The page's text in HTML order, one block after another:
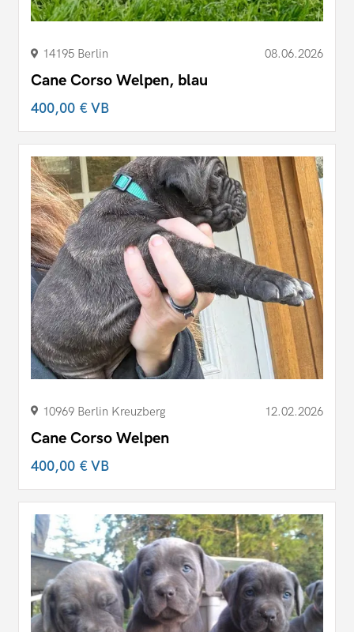
14195 Berlin 08.06.2026
Cane Corso Welpen, blau
400,00 €VB
10969 Berlin Kreuzberg 12.02.2026
Cane Corso Welpen
400,00 €VB